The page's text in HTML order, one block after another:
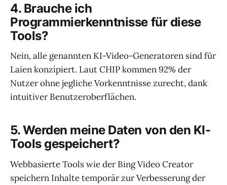
4. Brauche ich
Programmierkenntnisse für diese
Tools?
Nein, alle genannten KI-Video-Generatoren sind für
Laien konzipiert. Laut CHIP kommen 92% der
Nutzer ohne jegliche Vorkenntnisse zurecht, dank
intuitiver Benutzeroberflächen.
5. Werden meine Daten von den KI-
Tools gespeichert?
Webbasierte Tools wie der Bing Video Creator
speichern Inhalte temporär zur Verbesserung der